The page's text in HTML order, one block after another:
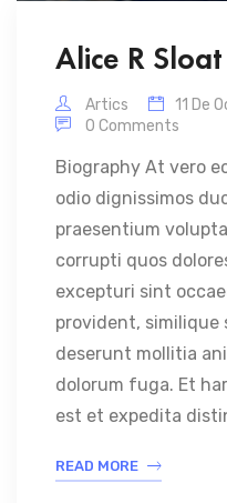
Alice R Sloat
Artics
11 De
0 Comments
Biography At vero
odio dignissimos
praesentium
corrupti quos
excepturi sint
provident, similique
deserunt mollitia
dolorum fuga. Et
est et expedita
READ MORE